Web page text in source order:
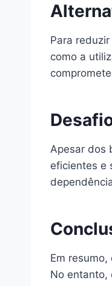
Para
como a
Apesar dos
eficientes e
Em
No entanto,